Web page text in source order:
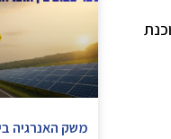
משק האנרגיה